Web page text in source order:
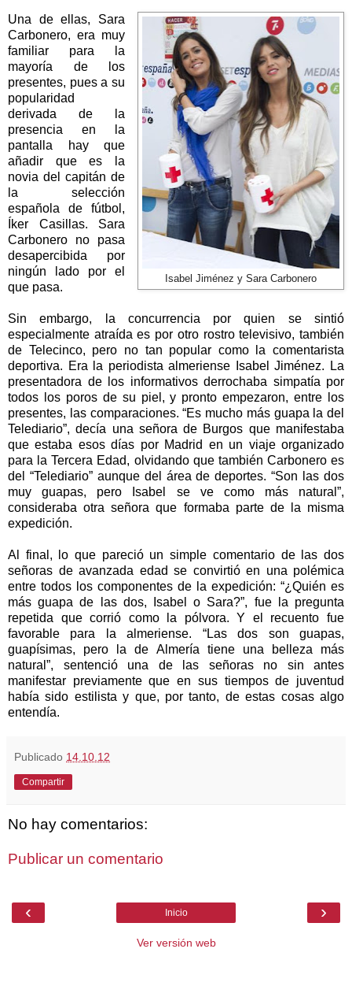
Isabel Jiménez y Sara Carbonero
Una de ellas, Sara
Carbonero, era muy
familiar para la
mayoría de los
presentes, pues a su
popularidad
derivada de la
presencia en la
pantalla hay que
añadir que es la
novia del capitán de
la selección
española de fútbol,
Íker Casillas. Sara
Carbonero no pasa
desapercibida por
ningún lado por el
que pasa.
Sin embargo, la concurrencia por quien se sintió
especialmente atraída es por otro rostro televisivo, también
de Telecinco, pero no tan popular como la comentarista
deportiva. Era la periodista almeriense Isabel Jiménez. La
presentadora de los informativos derrochaba simpatía por
todos los poros de su piel, y pronto empezaron, entre los
presentes, las comparaciones. “Es mucho más guapa la del
Telediario”, decía una señora de Burgos que manifestaba
que estaba esos días por Madrid en un viaje organizado
para la Tercera Edad, olvidando que también Carbonero es
del “Telediario” aunque del área de deportes. “Son las dos
muy guapas, pero Isabel se ve como más natural”,
consideraba otra señora que formaba parte de la misma
expedición.
Al final, lo que pareció un simple comentario de las dos
señoras de avanzada edad se convirtió en una polémica
entre todos los componentes de la expedición: “¿Quién es
más guapa de las dos, Isabel o Sara?”, fue la pregunta
repetida que corrió como la pólvora. Y el recuento fue
favorable para la almeriense. “Las dos son guapas,
guapísimas, pero la de Almería tiene una belleza más
natural”, sentenció una de las señoras no sin antes
manifestar previamente que en sus tiempos de juventud
había sido estilista y que, por tanto, de estas cosas algo
entendía.
Publicado 14.10.12
Compartir
No hay comentarios:
Publicar un comentario
‹ ›
Inicio
Ver versión web